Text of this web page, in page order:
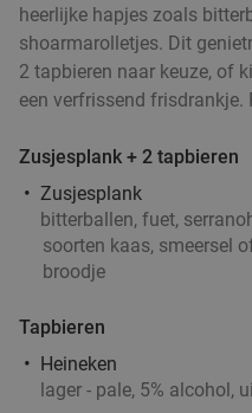
heerlijke hapjes zoals
shoarmarolletjes. Dit
2 tapbieren naar keuze, of
een verfrissend frisdrankje.
Zusjesplank + 2 tapbieren
Zusjesplank
bitterballen, fuet,
soorten kaas, smeersel
broodje
Tapbieren
Heineken
lager - pale, 5% alcohol,